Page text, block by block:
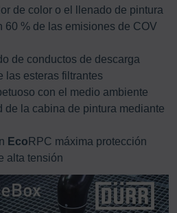
de color o el llenado de pintura
60 % de las emisiones de COV
de conductos de descarga
las esteras filtrantes
con el medio ambiente
de la cabina de pintura mediante
Eco RPC máxima protección
alta tensión